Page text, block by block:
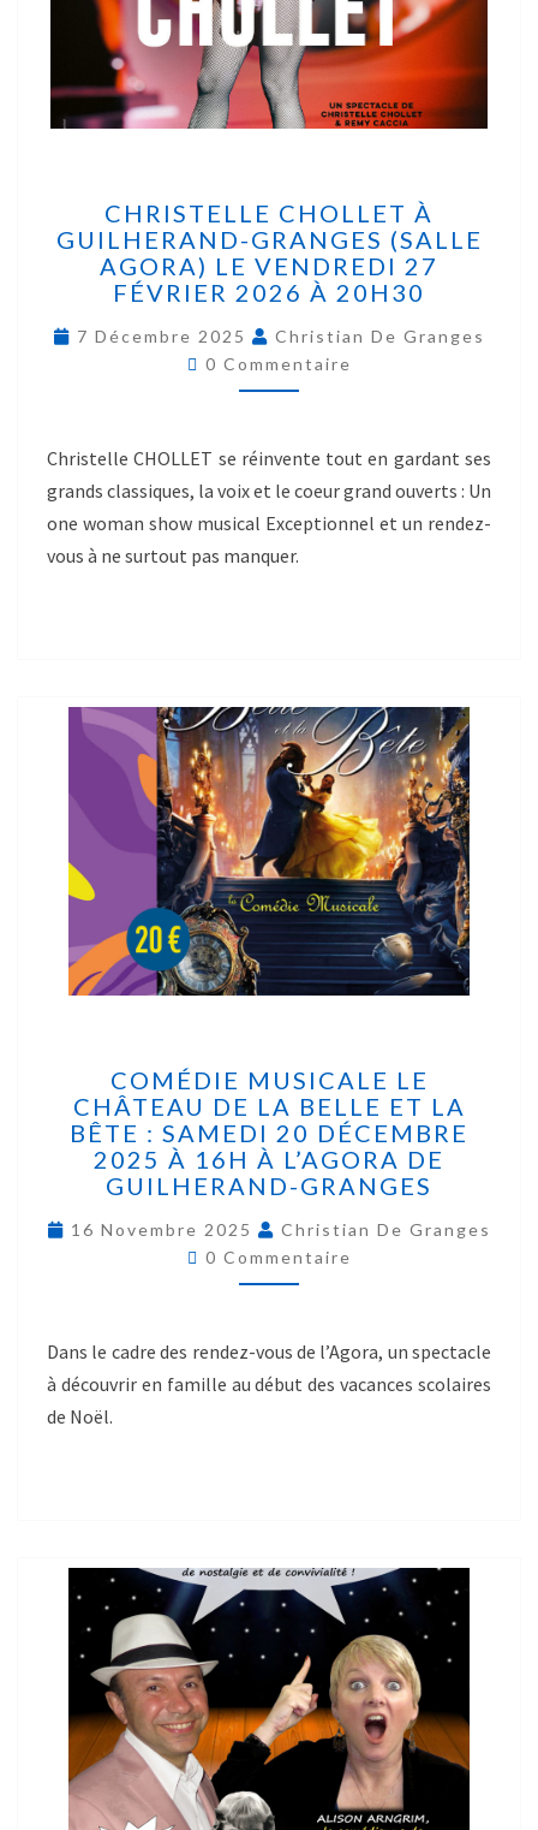
CHRISTELLE CHOLLET À
GUILHERAND-GRANGES (SALLE
AGORA) LE VENDREDI 27
FÉVRIER 2026 À 20H30
7 Décembre 2025
Christian De Granges
0 Commentaire
Christelle CHOLLET se réinvente tout en gardant ses
grands classiques, la voix et le coeur grand ouverts : Un
one woman show musical Exceptionnel et un rendez-
vous à ne surtout pas manquer.
COMÉDIE MUSICALE LE
CHÂTEAU DE LA BELLE ET LA
BÊTE : SAMEDI 20 DÉCEMBRE
2025 À 16H À L’AGORA DE
GUILHERAND-GRANGES
16 Novembre 2025
Christian De Granges
0 Commentaire
Dans le cadre des rendez-vous de l’Agora, un spectacle
à découvrir en famille au début des vacances scolaires
de Noël.